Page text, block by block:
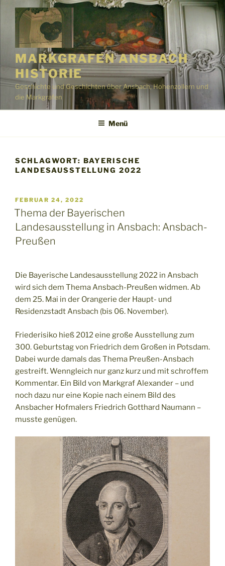
Zum
Inhalt
springen
MARKGRAFEN ANSBACH
HISTORIE
Geschichte und Geschichten über Ansbach, Hohenzollern und
die Markgrafen
Menü
SCHLAGWORT: BAYERISCHE
LANDESAUSSTELLUNG 2022
VERÖFFENTLICHT
AM
FEBRUAR 24, 2022
Thema der Bayerischen
Landesausstellung in Ansbach: Ansbach-
Preußen
Die Bayerische Landesausstellung 2022 in Ansbach
wird sich dem Thema Ansbach-Preußen widmen. Ab
dem 25. Mai in der Orangerie der Haupt- und
Residenzstadt Ansbach (bis 06. November).
Friederisiko hieß 2012 eine große Ausstellung zum
300. Geburtstag von Friedrich dem Großen in Potsdam.
Dabei wurde damals das Thema Preußen-Ansbach
gestreift. Wenngleich nur ganz kurz und mit schroffem
Kommentar. Ein Bild von Markgraf Alexander – und
noch dazu nur eine Kopie nach einem Bild des
Ansbacher Hofmalers Friedrich Gotthard Naumann –
musste genügen.